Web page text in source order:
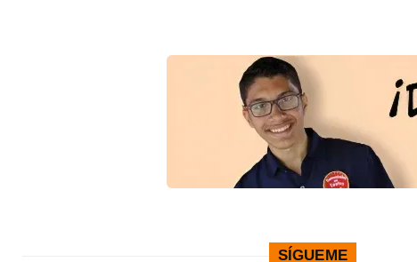
SÍGUEME